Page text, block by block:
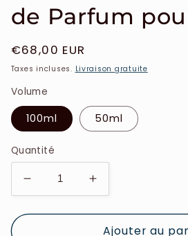
de Parfum
Prix
habituel
€68,00 EUR
Taxes incluses. Livraison gratuite
Volume
100ml 50ml
Quantité
Réduire
la
quantité
Augmenter
la
quantité
deAjouter au